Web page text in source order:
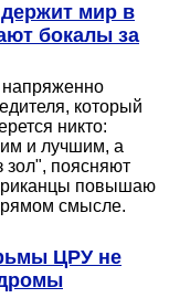
мир в
бокалы за
который
никто:
и лучшим, а
поясняют
повышаю
смысле.
ЦРУ не